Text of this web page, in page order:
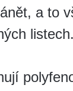
a to
listech.